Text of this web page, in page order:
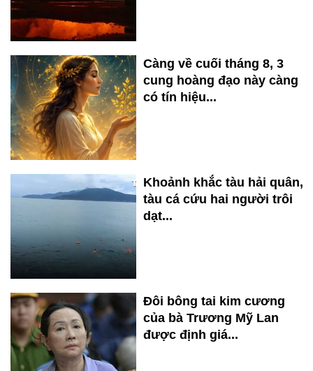
Càng về cuối tháng 8, 3
cung hoàng đạo này càng
có tín hiệu...
Khoảnh khắc tàu hải quân,
tàu cá cứu hai người trôi
dạt...
Đôi bông tai kim cương
của bà Trương Mỹ Lan
được định giá...